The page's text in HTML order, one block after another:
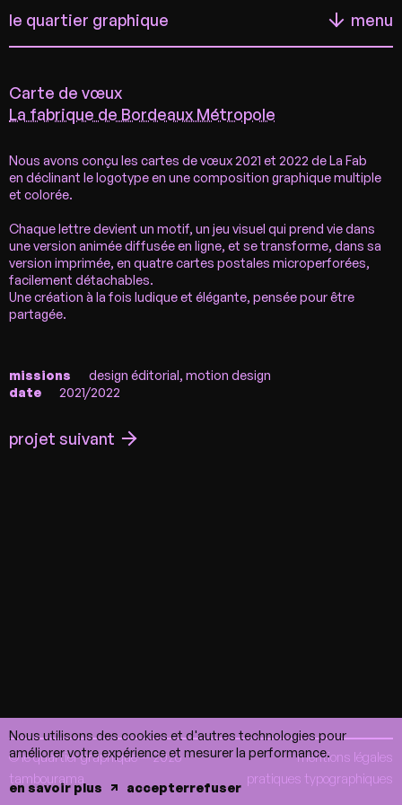
Nous utilisons des cookies et d'autres technologies pour
améliorer votre expérience et mesurer la performance.
en savoir plus accepterrefuser
menu
infos
68 rue de la Rousselle
33000 Bordeaux
contact@lequartiergraphique.com
instagram
linkedin
facebook
1 ׀ 9
Carte de vœux
La fabrique de Bordeaux Métropole
Nous avons conçu les cartes de vœux 2021 et 2022 de La Fab
en déclinant le logotype en une composition graphique multiple
et colorée.
Chaque lettre devient un motif, un jeu visuel qui prend vie dans
une version animée diffusée en ligne, et se transforme, dans sa
version imprimée, en quatre cartes postales microperforées,
facilement détachables.
Une création à la fois ludique et élégante, pensée pour être
partagée.
missions
design éditorial, motion design
date
2021/2022
projet suivant
© le quartier graphique — 2026
mentions légales
tambourama
pratiques typographiques